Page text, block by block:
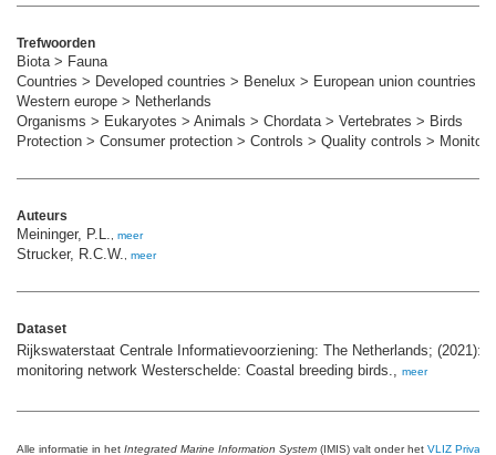
Trefwoorden
Biota > Fauna
Countries > Developed countries > Benelux > European union countries >
Western europe > Netherlands
Organisms > Eukaryotes > Animals > Chordata > Vertebrates > Birds
Protection > Consumer protection > Controls > Quality controls >
Auteurs
Meininger, P.L. meer
Strucker, R.C.W. meer
Dataset
Rijkswaterstaat Centrale Informatievoorziening: The Netherlands; (2021):
monitoring network Westerschelde: Coastal breeding birds.,
meer
Alle informatie in het Integrated Marine Information System (IMIS) valt onder het VLIZ Privacy